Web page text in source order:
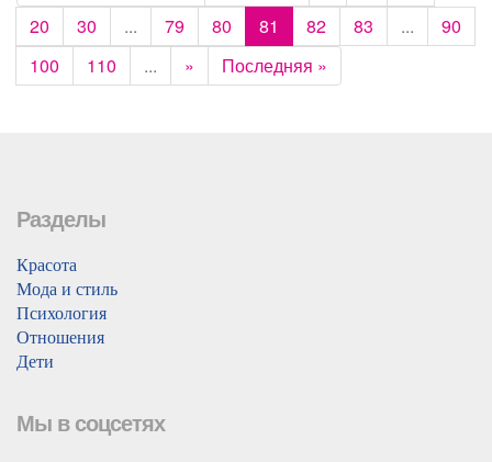
20
30 ... 79 80 81 82 83 ...
90
100
110 ... » Последняя »
Разделы
Красота
Мода и стиль
Психология
Отношения
Дети
Мы в соцсетях